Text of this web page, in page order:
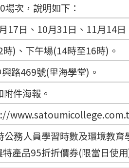
次，說明如下：
17日、10月31日、11月14
)、下午場(14時至16時)。
路469號(里海學堂)。
件海報。
務人員學習時數及環境教
產品95折折價券(限當日使用